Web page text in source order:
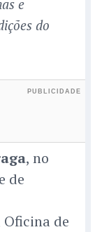
e
do
, no
de
Oficina de